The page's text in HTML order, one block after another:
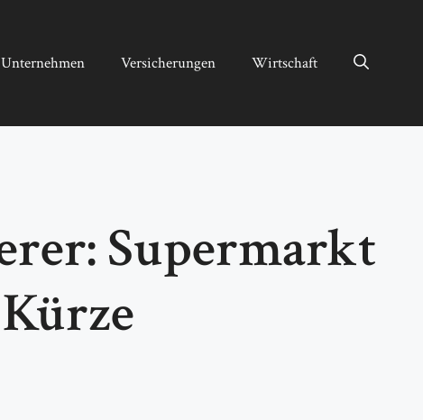
Unternehmen Versicherungen Wirtschaft
Supermarkt